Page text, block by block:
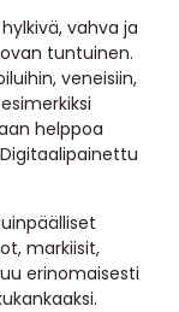
vahva ja
tuntuinen.
veneisiin,
helppoa
markiisit,
erinomaisesti